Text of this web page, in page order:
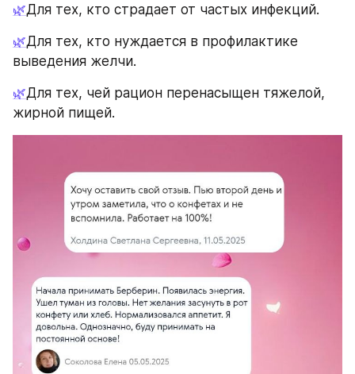
🌿Для тех, кто страдает от частых инфекций.
🌿Для тех, кто нуждается в профилактике
выведения желчи.
🌿Для тех, чей рацион перенасыщен тяжелой,
жирной пищей.